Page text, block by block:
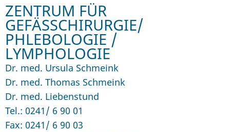
ZENTRUM FÜR
GEFÄSSCHIRURGIE/ P
HLEBOLOGIE / L
YMPHOLOGIE
Dr. med. Ursula Schmeink
Dr. med. Thomas Schmeink
Dr. med. Liebenstund
Tel.: 0241/ 6 90 01
Fax: 0241/ 6 90 03